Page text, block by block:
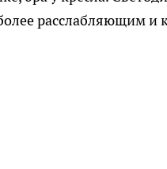
расслабляющим